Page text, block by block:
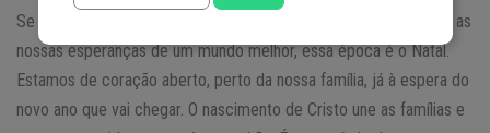
Se existe uma boa época para reacender a nossa fé e restaurar as
nossas esperanças de um mundo melhor, essa época é o Natal.
Estamos de coração aberto, perto da nossa família, já à espera do
novo ano que vai chegar. O nascimento de Cristo une as famílias e